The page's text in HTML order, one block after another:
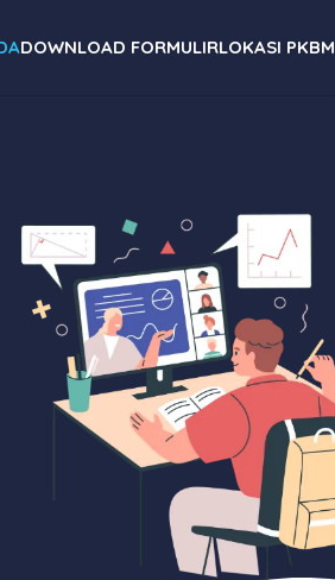
DOWNLOAD FORMULIRLOKASI PKBM